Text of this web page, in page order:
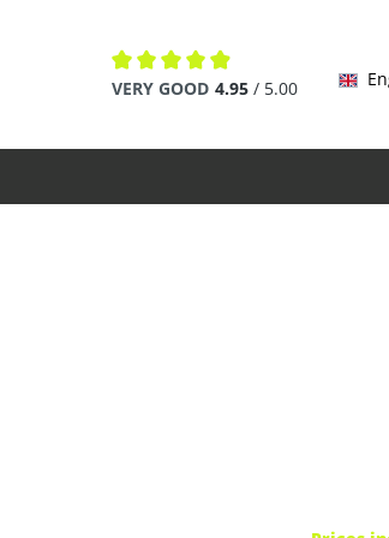
Average rating of 4.9 out of 5 stars
VERY GOOD 4.95 / 5.00